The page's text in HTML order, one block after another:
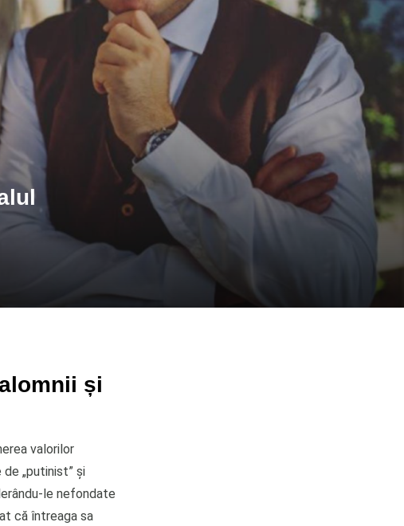
și
valorilor
„putinist” și
le nefondate
că întreaga sa